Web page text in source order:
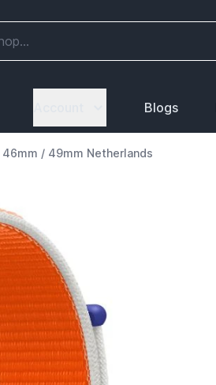
Blogs
/ 49mm Netherlands